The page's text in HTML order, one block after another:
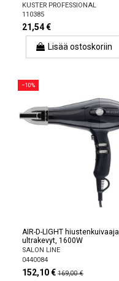
KUSTER PROFESSIONAL
110385
21,54 €
Lisää ostoskoriin
−10%
AIR-D-LIGHT hiustenkuivaaja,
ultrakevyt, 1600W
SALON LINE
0440084
152,10 € 169,00 €